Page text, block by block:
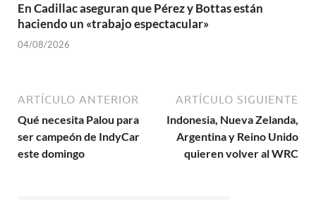
En Cadillac aseguran que Pérez y Bottas están
haciendo un «trabajo espectacular»
04/08/2026
ARTÍCULO ANTERIOR
Qué necesita Palou para
ser campeón de IndyCar
este domingo
ARTÍCULO SIGUIENTE
Indonesia, Nueva Zelanda,
Argentina y Reino Unido
quieren volver al WRC